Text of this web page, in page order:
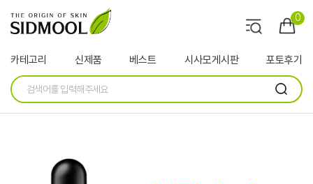
0
카테고리 신제품 베스트 시사모게시판 포토후기